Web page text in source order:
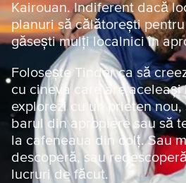
Kairouan. Indiferent dacă
planuri să călătorești
găsești mulți localnici în
Folosește Tinder ca să
cu cineva care are aceleași
explorezi cu un prieten nou,
barul din apropiere sau să
la cafeneaua din colț. Sau
descoperă, sau
lucruri de făcut.